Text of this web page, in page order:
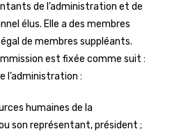
de l’administration et de
élus. Elle a des membres
de membres suppléants.
est fixée comme suit :
l’administration :
humaines de la
son représentant, président ;